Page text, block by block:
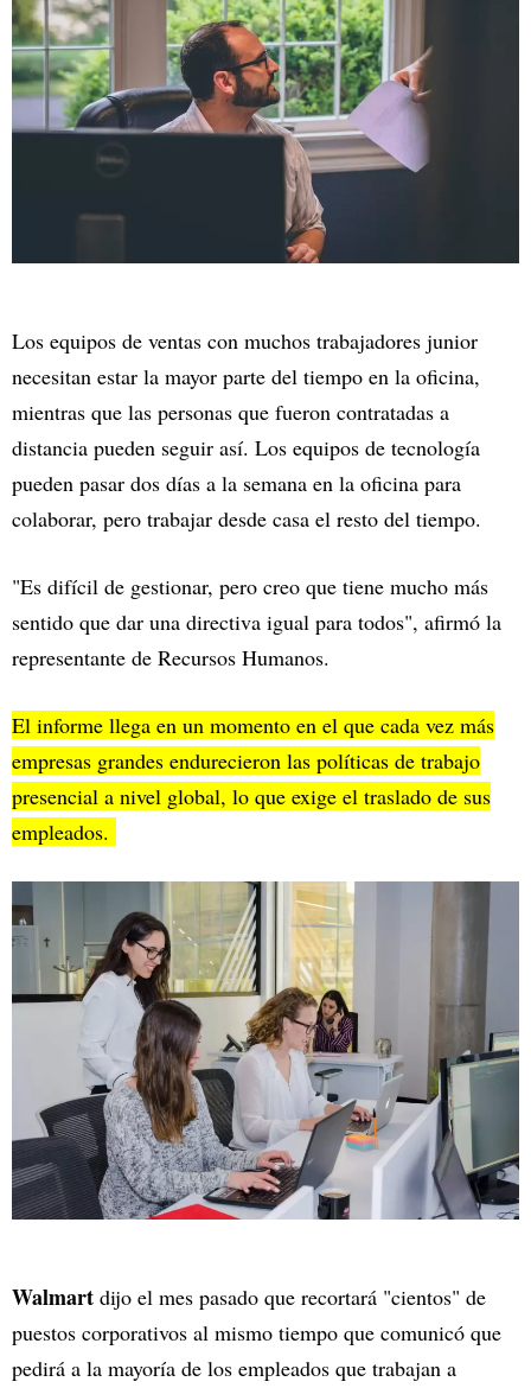
Los equipos de ventas con muchos trabajadores junior
necesitan estar la mayor parte del tiempo en la oficina,
mientras que las personas que fueron contratadas a
distancia pueden seguir así. Los equipos de tecnología
pueden pasar dos días a la semana en la oficina para
colaborar, pero trabajar desde casa el resto del tiempo.
"Es difícil de gestionar, pero creo que tiene mucho más
sentido que dar una directiva igual para todos", afirmó la
representante de Recursos Humanos.
El informe llega en un momento en el que cada vez más
empresas grandes endurecieron las políticas de trabajo
presencial a nivel global, lo que exige el traslado de sus
empleados.
Walmart dijo el mes pasado que recortará "cientos" de
puestos corporativos al mismo tiempo que comunicó que
pedirá a la mayoría de los empleados que trabajan a